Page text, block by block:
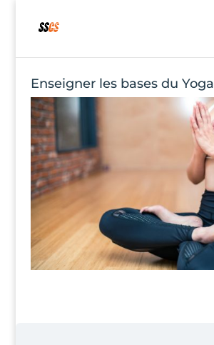
Enseigner les bases du Yoga